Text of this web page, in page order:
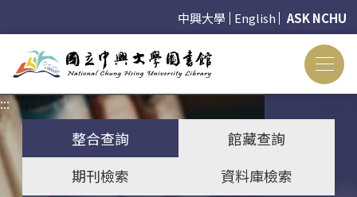
中興大學 English ASK NCHU
:::
整合查詢
館藏查詢
期刊檢索
資料庫檢索